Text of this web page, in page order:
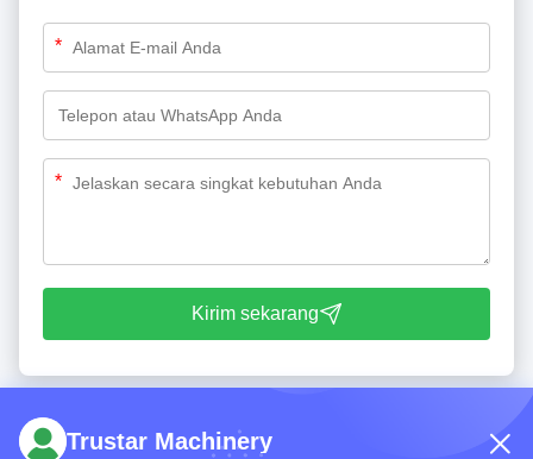
*
*
Kirim sekarang
Trustar Machinery